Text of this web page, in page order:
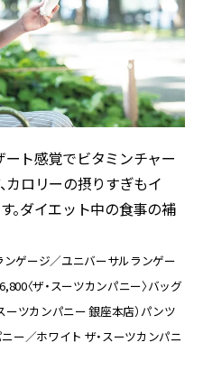
ート感覚でビタミンチャー
カロリーの摂りすぎもイ
。ダイエット中の食事の補
ンゲージ／ユニバーサルランゲー
〈ザ・スーツカンパニー〉バッグ
ーツカンパニー 銀座本店）パンツ
ー／ホワイト ザ・スーツカンパニ